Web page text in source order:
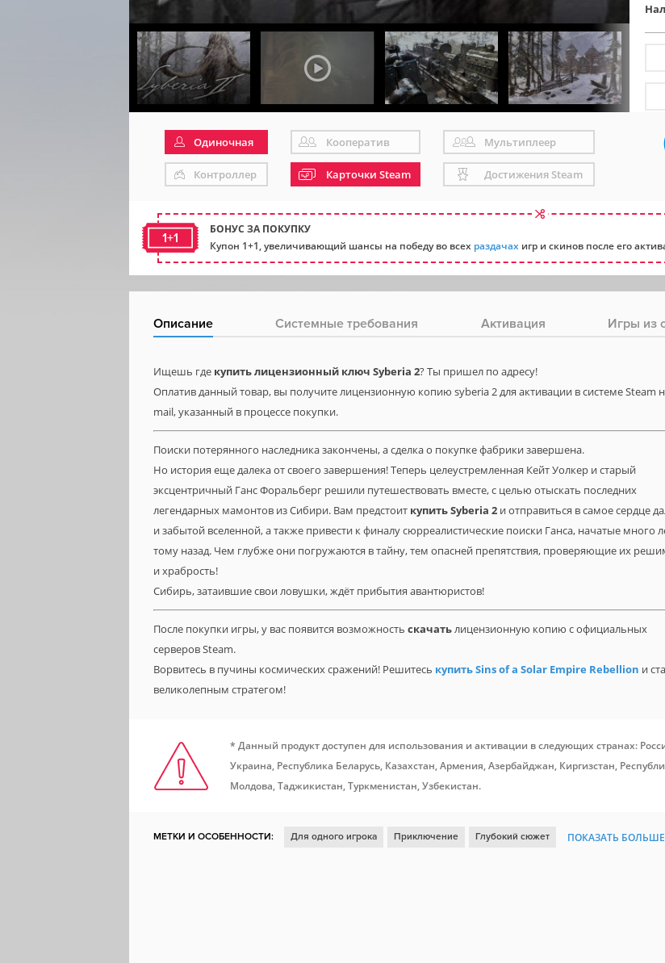
Одиночная Кооператив Мультиплеер
Контроллер Карточки Steam Достижения Steam
1+1
БОНУС ЗА ПОКУПКУ
Купон 1+1, увеличивающий шансы на победу во всех раздачах игр и скинов после его
Описание Системные требования Активация Игры из
Ищешь где купить лицензионный ключ Syberia 2? Ты пришел по адресу!
Оплатив данный товар, вы получите лицензионную копию syberia 2 для активации в системе Steam
mail, указанный в процессе покупки.
Поиски потерянного наследника закончены, а сделка о покупке фабрики завершена.
Но история еще далека от своего завершения! Теперь целеустремленная Кейт Уолкер и старый
эксцентричный Ганс Форальберг решили путешествовать вместе, с целью отыскать последних
легендарных мамонтов из Сибири. Вам предстоит купитьSyberia 2 и отправиться в самое сердце
и забытой вселенной, а также привести к финалу сюрреалистические поиски Ганса, начатые много
тому назад. Чем глубже они погружаются в тайну, тем опасней препятствия, проверяющие их
и храбрость!
Сибирь, затаившие свои ловушки, ждёт прибытия авантюристов!
После покупки игры, у вас появится возможность скачатьлицензионную копию с официальных
серверов Steam.
Ворвитесь в пучины космических сражений! Решитесь купить Sins of a Solar Empire Rebellion и
великолепным стратегом!
* Данный продукт доступен для использования и активации в следующих странах:
Украина, Республика Беларусь, Казахстан, Армения, Азербайджан, Киргизстан,
Молдова, Таджикистан, Туркменистан, Узбекистан.
МЕТКИ И ОСОБЕННОСТИ: Для одного игрока Приключение Глубокий сюжет ПОКАЗАТЬ БОЛЬШЕ